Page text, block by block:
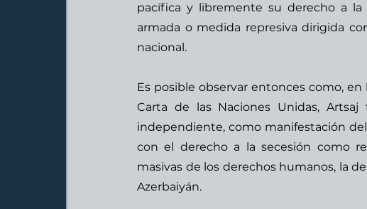
pacífica y libremente su derecho a
armada o medida represiva dirigida
nacional.
Es posible observar entonces como,
Carta de las Naciones Unidas,
independiente, como manifestación
con el derecho a la secesión como
masivas de los derechos humanos, la
Azerbaiyán.